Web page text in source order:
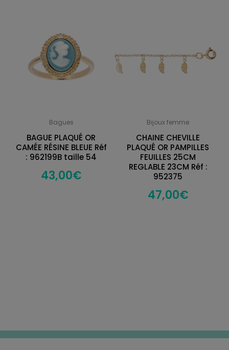
Bagues
BAGUE PLAQUÉ OR
CAMÉE RÉSINE BLEUE Réf
: 962199B taille 54
43,00€
Bijoux femme
CHAINE CHEVILLE
PLAQUÉ OR PAMPILLES
FEUILLES 25CM
REGLABLE 23CM Réf :
952375
47,00€